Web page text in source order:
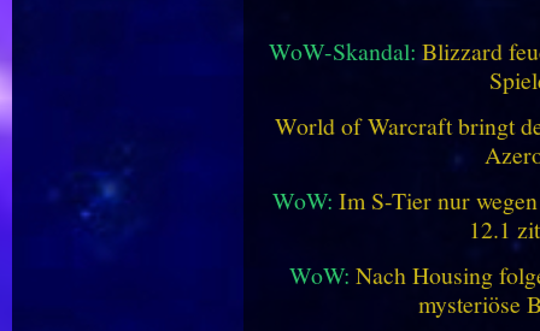
WoW-Skandal: Blizzard
World of Warcraft bringt
WoW: Im S-Tier nur
12.1
WoW: Nach Housing
mysteriöse